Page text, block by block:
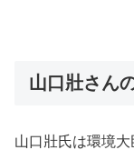
山口壯さん
山口壯氏は環境